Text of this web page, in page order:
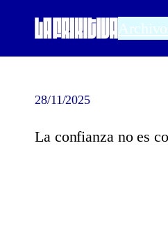
contenido
28/11/2025
La confianza no es